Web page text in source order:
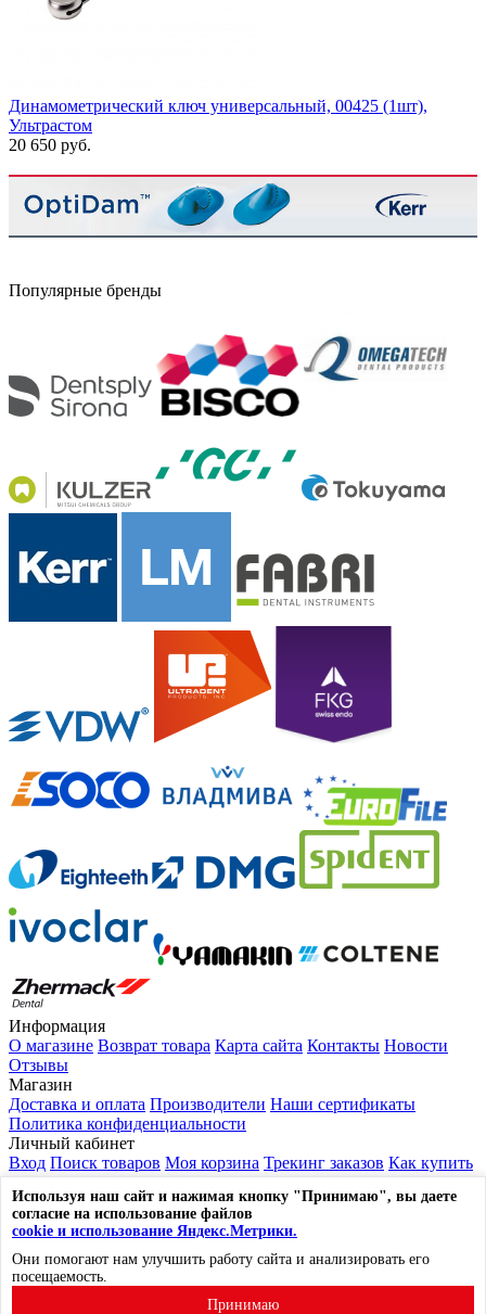
Динамометрический ключ универсальный, 00425 (1шт),
Ультрастом
20 650 руб.
Популярные бренды
Информация
О магазине Возврат товара Карта сайта Контакты Новости
Отзывы
Магазин
Доставка и оплата Производители Наши сертификаты
Политика конфиденциальности
Личный кабинет
Вход Поиск товаров Моя корзина Трекинг заказов Как купить
Выйти из системы
Контакты
117105, г. Москва, ул. Нагорный проезд, д.7, стр. 1
☎8 (800) 600-53-96
✉mail@lavka-dantista.ru
Лавка Дантиста © 2014-2026. Все права защищены.
Используя наш сайт и нажимая кнопку "Принимаю", вы даете
согласие на использование файлов
cookie и использование Яндекс.Метрики.
Они помогают нам улучшить работу сайта и анализировать его
посещаемость.
Принимаю